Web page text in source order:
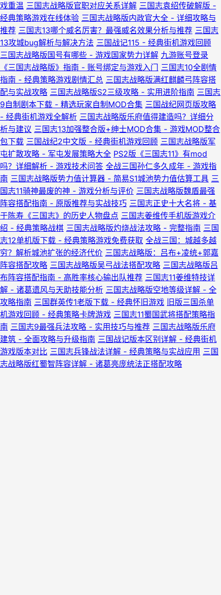
戏重温 三国志战略版官职对应关系详解 三国志袁绍传破解版 -
经典策略游戏在线体验 三国志战略版内政官大全 - 详细攻略与
推荐 三国志13哪个威名厉害？最强威名效果分析与推荐 三国志
13攻城bug解析与解决方法 三国战记115 - 经典街机游戏回顾
三国志战略版国号有哪些 - 游戏国家势力详解 九游账号登录
《三国志战略版》指南 - 账号绑定与游戏入门 三国志10全剧情
指南 - 经典策略游戏剧情汇总 三国志战略版满红麒麟弓阵容搭
配与实战攻略 三国志战略版S2三级攻略 - 实用进阶指南 三国志
9自制剧本下载 - 精选玩家自制MOD合集 三国战纪网页版攻略
- 经典街机游戏全解析 三国志战略版乐府值得建造吗？详细分
析与建议 三国志13加强整合版+绅士MOD合集 - 游戏MOD整合
包下载 三国战纪2中文版 - 经典街机游戏回顾 三国志战略版军
屯扩散攻略 - 军屯发展策略大全 PS2版《三国志11》有mod
吗？详细解析 - 游戏技术问答 全战三国孙仁多久成年 - 游戏指
南 三国志战略版势力值计算器 - 简易S1城池势力值估算工具 三
国志11骑神最废的神 - 游戏分析与评价 三国志战略版魏盾最强
阵容搭配指南 - 原版推荐与实战技巧 三国志正史十大名将 - 基
于陈寿《三国志》的历史人物盘点 三国志姜维传手机版游戏介
绍 - 经典策略战棋 三国志战略版灼烧战法攻略 - 完整指南 三国
志12单机版下载 - 经典策略游戏免费获取 全战三国：城越多越
穷？解析城池扩张的经济代价 三国志战略版：吕布+凌统+郭嘉
阵容搭配攻略 三国志战略版吴弓战法搭配攻略 三国志战略版吕
布阵容搭配指南 - 高胜率核心输出队推荐 三国志11姜维特技详
解 - 诸葛遗风与天助技能分析 三国志战略版空地等级详解 - 全
攻略指南 三国群英传1老版下载 - 经典怀旧游戏 旧版三国杀单
机游戏回顾 - 经典策略卡牌游戏 三国志11蜀国武将搭配策略指
南 三国志9最强兵法攻略 - 实用技巧与推荐 三国志战略版乐府
建筑 - 全面攻略与升级指南 三国战记版本区别详解 - 经典街机
游戏版本对比 三国志兵锋战法详解 - 经典策略与实战应用 三国
志战略版红蜀智阵容详解 - 诸葛亮庞统法正搭配攻略